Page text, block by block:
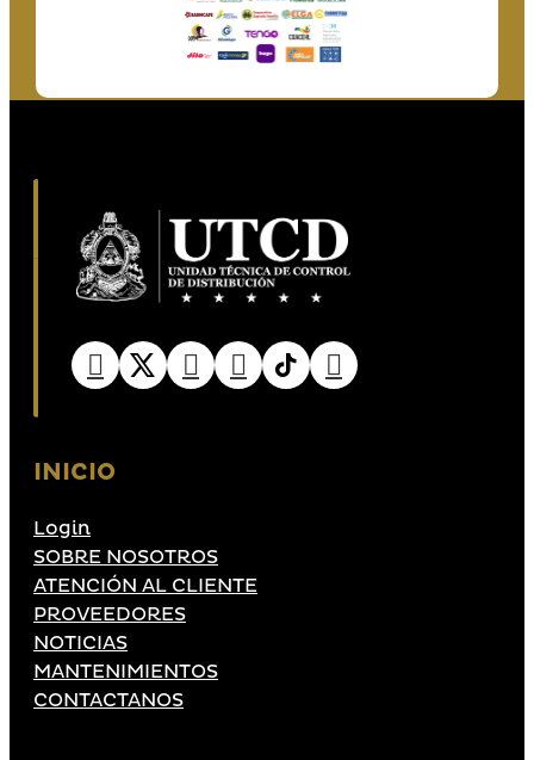
INICIO
Login
SOBRE NOSOTROS
ATENCIÓN AL CLIENTE
PROVEEDORES
NOTICIAS
MANTENIMIENTOS
CONTACTANOS